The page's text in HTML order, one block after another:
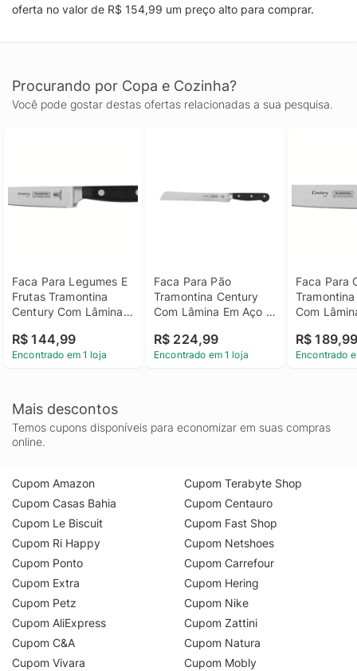
oferta no valor de R$ 154,99 um preço alto para comprar.
Procurando por Copa e Cozinha?
Você pode gostar destas ofertas relacionadas a sua pesquisa.
Faca Para Legumes E
Frutas Tramontina
Century Com Lâmina
Em Policarbonato E
Fibra De Vidro 4"
R$ 144,99
Encontrado em 1 loja
Faca Para Pão
Tramontina Century
Com Lâmina Em Aço
Policarbonato E Fibra
De Vidro 8"
R$ 224,99
Encontrado em 1 loja
Faca Para
Com
De Vidro 7"
R$
Encontrado
Mais descontos
Temos cupons disponíveis para economizar em suas compras
online.
Cupom Amazon
Cupom Casas Bahia
Cupom Le Biscuit
Cupom Ri Happy
Cupom Ponto
Cupom Extra
Cupom Petz
Cupom AliExpress
Cupom C&A
Cupom Vivara
Cupom Terabyte Shop
Cupom Centauro
Cupom Fast Shop
Cupom Netshoes
Cupom Carrefour
Cupom Hering
Cupom Nike
Cupom Zattini
Cupom Natura
Cupom Mobly